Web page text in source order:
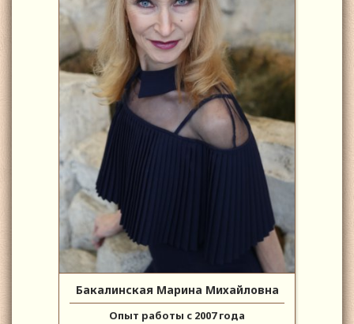
Бакалинская Марина Михайловна
Опыт работы с 2007 года